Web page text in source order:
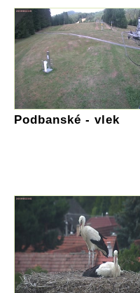
Podbanské - vlek